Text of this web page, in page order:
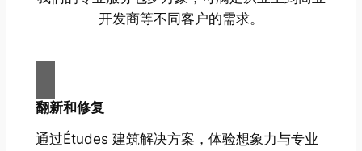
开发商等不同客户的需求。
翻新和修复
通过Études 建筑解决方案，体验想象力与专业